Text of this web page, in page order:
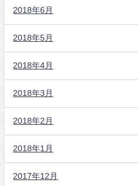
2018年6月
2018年5月
2018年4月
2018年3月
2018年2月
2018年1月
2017年12月